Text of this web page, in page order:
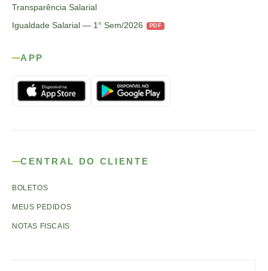
Transparência Salarial
Igualdade Salarial — 1° Sem/2026
PDF
APP
CENTRAL DO CLIENTE
BOLETOS
MEUS PEDIDOS
NOTAS FISCAIS